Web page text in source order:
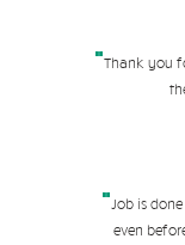
"Thank you
"Job is
even